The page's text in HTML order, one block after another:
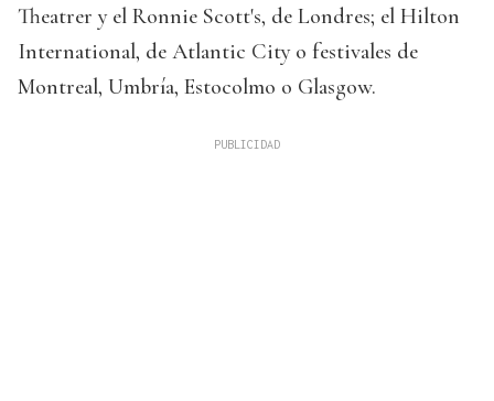
Theatrer y el Ronnie Scott's, de Londres; el Hilton
International, de Atlantic City o festivales de
Montreal, Umbría, Estocolmo o Glasgow.